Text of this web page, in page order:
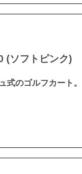
(ソフトピンク)
式のゴルフカート。